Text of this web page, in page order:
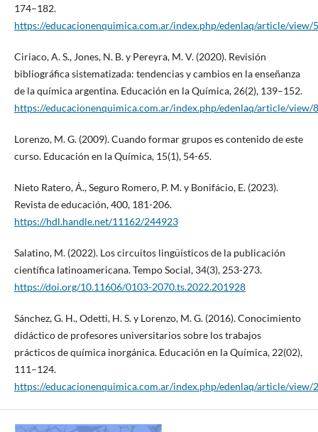
174–182.
https://educacionenquimica.com.ar/index.php/edenlaq/article/view/
Ciriaco, A. S., Jones, N. B. y Pereyra, M. V. (2020). Revisión
bibliográfica sistematizada: tendencias y cambios en la enseñanza
de la química argentina. Educación en la Química, 26(2), 139–152.
https://educacionenquimica.com.ar/index.php/edenlaq/article/view/
Lorenzo, M. G. (2009). Cuando formar grupos es contenido de este
curso. Educación en la Química, 15(1), 54-65.
Nieto Ratero, Á., Seguro Romero, P. M. y Bonifácio, E. (2023).
Revista de educación, 400, 181-206.
https://hdl.handle.net/11162/244923
Salatino, M. (2022). Los circuitos lingüísticos de la publicación
científica latinoamericana. Tempo Social, 34(3), 253-273.
https://doi.org/10.11606/0103-2070.ts.2022.201928
Sánchez, G. H., Odetti, H. S. y Lorenzo, M. G. (2016). Conocimiento
didáctico de profesores universitarios sobre los trabajos
prácticos de química inorgánica. Educación en la Química, 22(02),
111–124.
https://educacionenquimica.com.ar/index.php/edenlaq/article/view/